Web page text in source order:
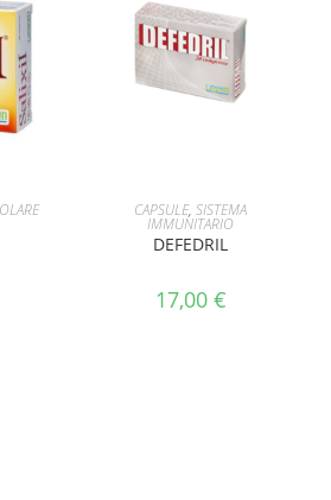
AGGIUNGI AL CARRELLO
CAPSULE,SISTEMA
IMMUNITARIO
DEFEDRIL
17,00 €